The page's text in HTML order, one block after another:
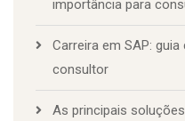
importância para
Carreira em SAP:
consultor
As principais